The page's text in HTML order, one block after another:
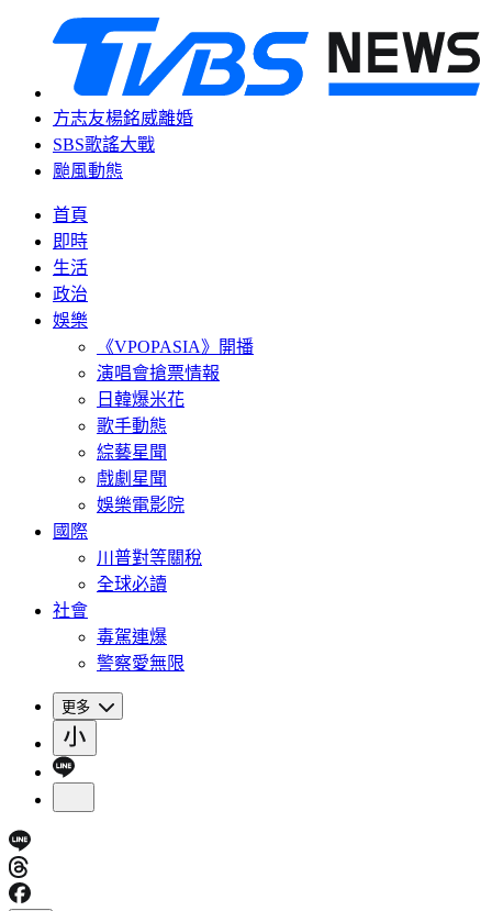
方志友楊銘威離婚
SBS歌謠大戰
颱風動態
首頁
即時
生活
政治
娛樂
《VPOPASIA》開播
演唱會搶票情報
日韓爆米花
歌手動態
綜藝星聞
戲劇星聞
娛樂電影院
國際
川普對等關稅
全球必讀
社會
毒駕連爆
警察愛無限
更多